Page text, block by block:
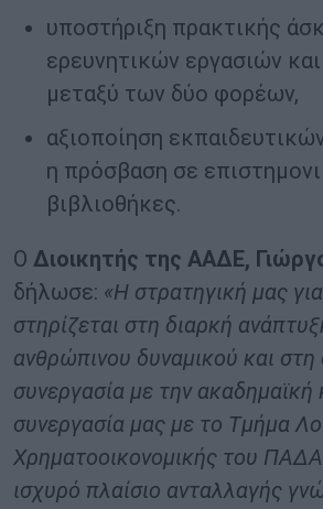
υποστήριξη πρακτικής
ερευνητικών εργασιών
μεταξύ των δύο φορέων,
αξιοποίηση
η πρόσβαση σε
βιβλιοθήκες.
Ο Διοικητής της ΑΑΔΕ,
δήλωσε: «Η στρατηγική μας
στηρίζεται στη διαρκή
ανθρώπινου δυναμικού και στη
συνεργασία με την ακαδημαϊκή
συνεργασία μας με το Τμήμα
Χρηματοοικονομικής του ΠΑΔΑ
ισχυρό πλαίσιο ανταλλαγής